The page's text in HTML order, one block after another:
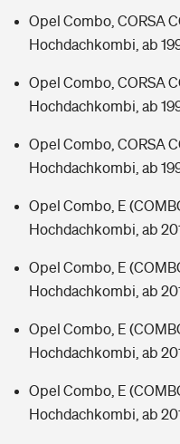
Opel Combo, CORSA
Hochdachkombi, ab
Opel Combo, CORSA
Hochdachkombi, ab
Opel Combo, CORSA
Hochdachkombi, ab
Opel Combo, E
Hochdachkombi, ab
Opel Combo, E
Hochdachkombi, ab
Opel Combo, E
Hochdachkombi, ab
Opel Combo, E
Hochdachkombi, ab